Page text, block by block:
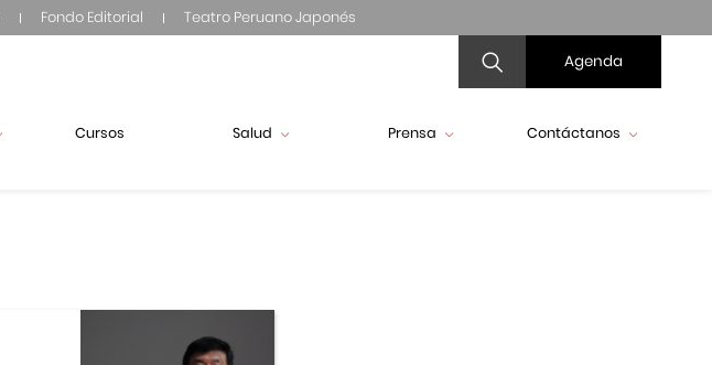
Fondo Editorial Teatro Peruano Japonés
Agenda
Cursos Salud Prensa Contáctanos